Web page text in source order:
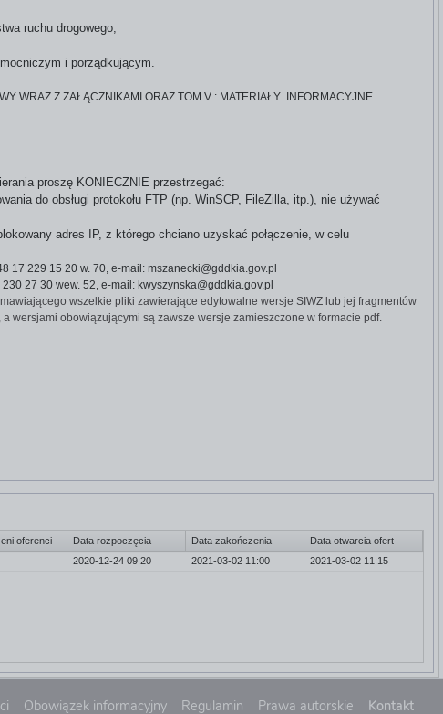
ruchu drogowego;
i porządkującym.
WRAZ Z ZAŁĄCZNIKAMI ORAZ TOM V : MATERIAŁY INFORMACYJNE
proszę KONIECZNIE przestrzegać:
do obsługi protokołu FTP (np. WinSCP, FileZilla, itp.), nie używać
adres IP, z którego chciano uzyskać połączenie, w celu
17 229 15 20 w. 70, e-mail: mszanecki@gddkia.gov.pl
230 27 30 wew. 52, e-mail: kwyszynska@gddkia.gov.pl
wszelkie pliki zawierające edytowalne wersje SIWZ lub jej fragmentów
wersjami obowiązującymi są zawsze wersje zamieszczone w formacie pdf.
oferenci Data rozpoczęcia Data zakończenia
Data otwarcia ofert
2020-12-24 09:20 2021-03-02 11:00 Nie
2021-03-02 11:15
Obowiązek informacyjny Regulamin Prawa autorskie Kontakt